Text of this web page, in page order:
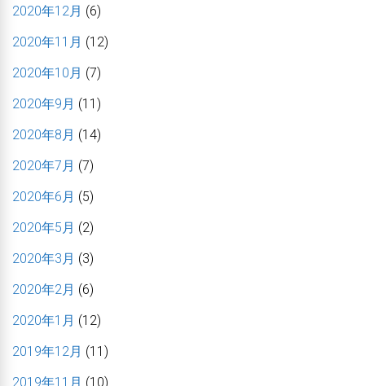
2020年12月 (6)
2020年11月 (12)
2020年10月 (7)
2020年9月 (11)
2020年8月 (14)
2020年7月 (7)
2020年6月 (5)
2020年5月 (2)
2020年3月 (3)
2020年2月 (6)
2020年1月 (12)
2019年12月 (11)
2019年11月 (10)